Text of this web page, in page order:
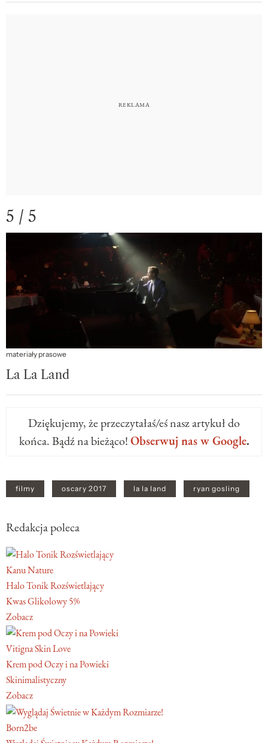
5 / 5
materiały prasowe
La La Land
Dziękujemy, że przeczytałaś/eś nasz artykuł do
końca. Bądź na bieżąco!Obserwuj nas w Google.
filmy oscary 2017 la la land ryan gosling
Redakcja poleca
Kanu Nature
Halo Tonik Rozświetlający
Kwas Glikolowy 5%
Zobacz
Vitigna Skin Love
Krem pod Oczy i na Powieki
Skinimalistyczny
Zobacz
Born2be